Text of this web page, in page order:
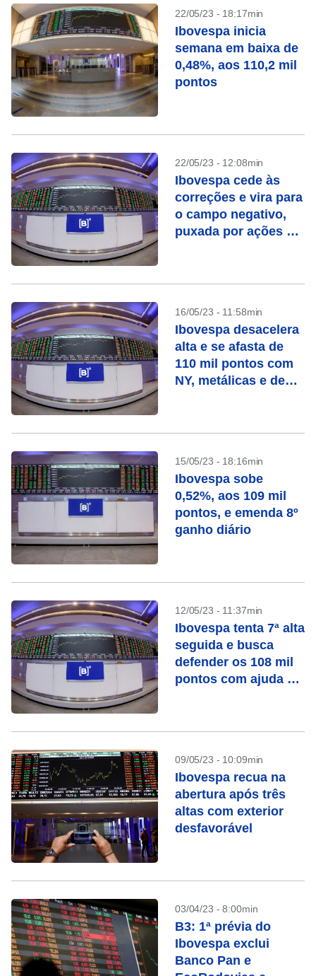
22/05/23 - 18:17min
Ibovespa inicia
semana em baixa de
0,48%, aos 110,2 mil
pontos
22/05/23 - 12:08min
Ibovespa cede às
correções e vira para
o campo negativo,
puxada por ações de
16/05/23 - 11:58min
Ibovespa desacelera
alta e se afasta de
110 mil pontos com
NY, metálicas e de
15/05/23 - 18:16min
Ibovespa sobe
0,52%, aos 109 mil
pontos, e emenda 8º
ganho diário
12/05/23 - 11:37min
Ibovespa tenta 7ª alta
seguida e busca
defender os 108 mil
pontos com ajuda de
09/05/23 - 10:09min
Ibovespa recua na
abertura após três
altas com exterior
desfavorável
03/04/23 - 8:00min
B3: 1ª prévia do
Ibovespa exclui
Banco Pan e